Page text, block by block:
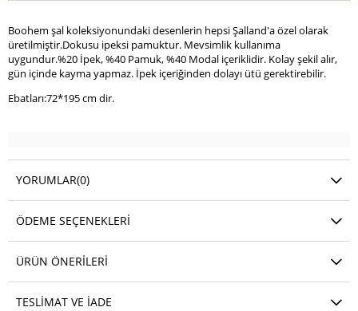
Boohem şal koleksiyonundaki desenlerin hepsi Şalland'a özel olarak
üretilmiştir.Dokusu ipeksi pamuktur. Mevsimlik kullanıma
uygundur.%20 İpek, %40 Pamuk, %40 Modal içeriklidir. Kolay şekil alır,
gün içinde kayma yapmaz. İpek içeriğinden dolayı ütü gerektirebilir.
Ebatları:72*195 cm dir.
YORUMLAR(0)
ÖDEME SEÇENEKLERI
ÜRÜN ÖNERILERI
TESLIMAT VE İADE